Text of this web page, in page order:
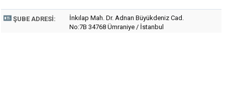
ŞUBE ADRESI:
İnkılap Mah. Dr. Adnan Büyükdeniz Cad.
No:7B 34768 Ümraniye / İstanbul